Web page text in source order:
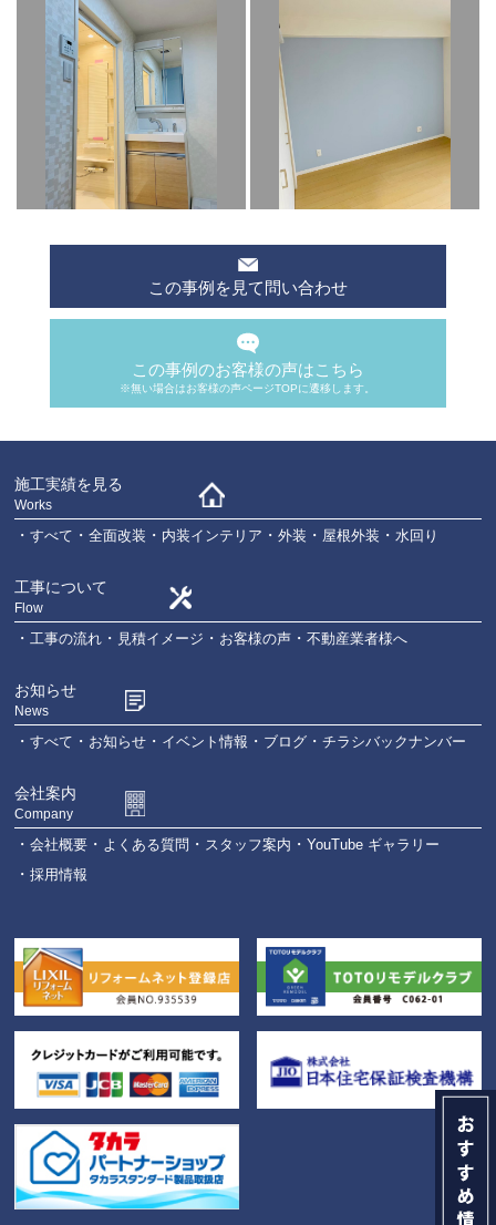
この事例を見て問い合わせ
この事例のお客様の声はこちら
※無い場合はお客様の声ページTOPに遷移します。
施工実績を見る
Works
すべて 全面改装 内装インテリア 外装 屋根外装 水回り
工事について
Flow
工事の流れ 見積イメージ お客様の声 不動産業者様へ
お知らせ
News
すべて お知らせ イベント情報 ブログ チラシバックナンバー
会社案内
Company
会社概要 よくある質問 スタッフ案内
YouTube ギャラリー
採用情報